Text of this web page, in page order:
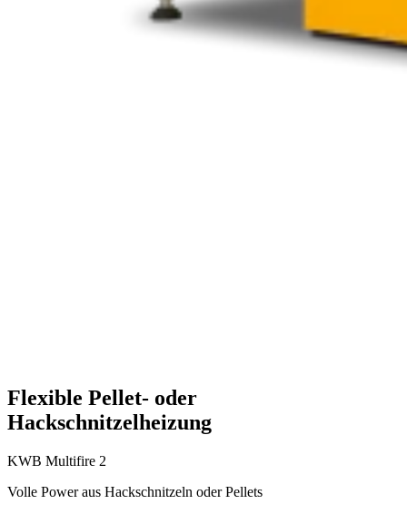
Flexible Pellet- oder
Hackschnitzelheizung
KWB Multifire 2
Volle Power aus Hackschnitzeln oder Pellets